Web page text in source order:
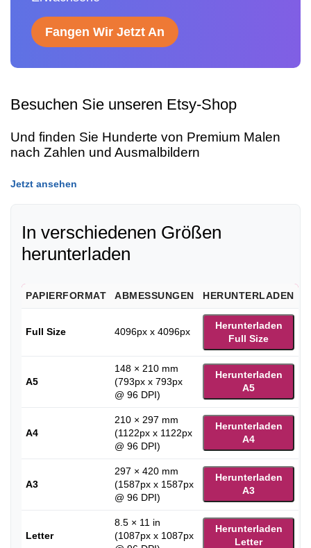
Fangen Wir Jetzt An
Besuchen Sie unseren Etsy-Shop
Und finden Sie Hunderte von Premium Malen
nach Zahlen und Ausmalbildern
Jetzt ansehen
In verschiedenen Größen
herunterladen
PAPIERFORMAT ABMESSUNGEN HERUNTERLADEN
Full Size 4096px x 4096px
Herunterladen
Full Size
A5
148 × 210 mm
(793px x 793px
@ 96 DPI)
Herunterladen
A5
A4
210 × 297 mm
(1122px x 1122px
@ 96 DPI)
Herunterladen
A4
A3
297 × 420 mm
(1587px x 1587px
@ 96 DPI)
Herunterladen
A3
Letter
8.5 × 11 in
(1087px x 1087px
Herunterladen
Letter